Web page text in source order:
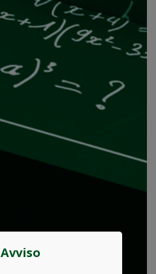
Avviso